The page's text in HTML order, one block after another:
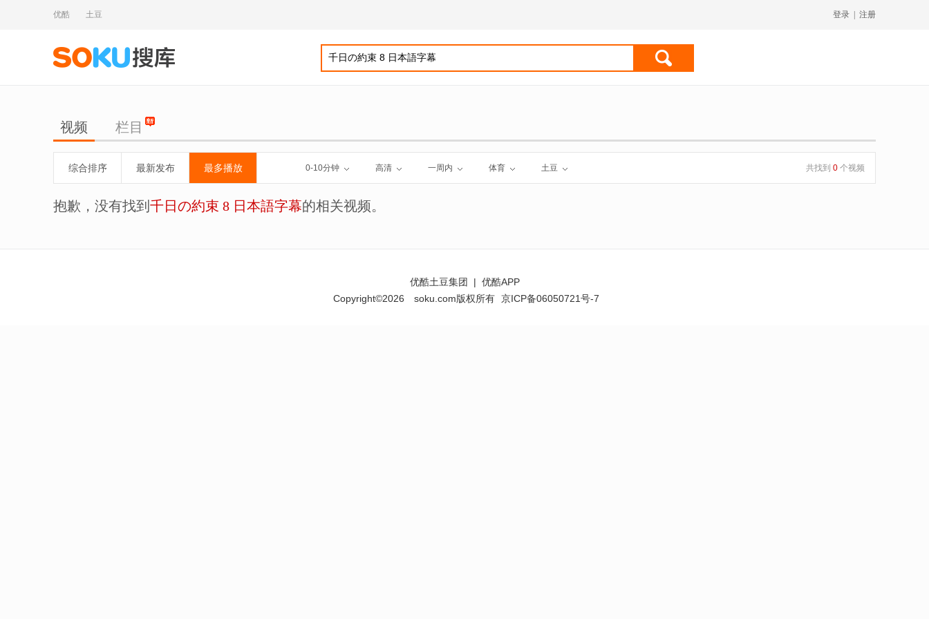
优酷 土豆 登录 注册
视频 栏目
综合排序 最新发布 最多播放 0-10分钟 高清 一周内 体育 土豆 共找到 0 个视频
抱歉，没有找到 千日の約束 8 日本語字幕的相关视频。
优酷土豆集团 | 优酷APP
Copyright©2026
soku.com版权所有 京ICP备06050721号-7